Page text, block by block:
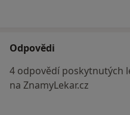
Odpovědi
4 odpovědí poskytnutých
na ZnamyLekar.cz